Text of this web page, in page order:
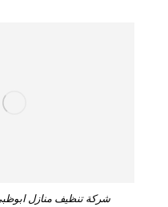
شركة تنظيف منازل